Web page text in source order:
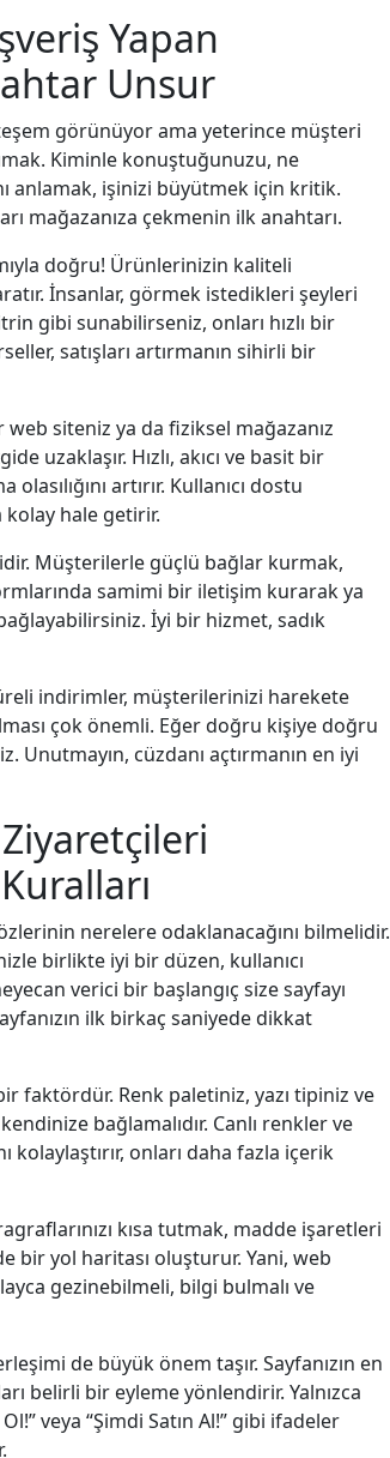
Yapan
Unsur
görünüyor ama yeterince müşteri
Kiminle konuştuğunuzu, ne
anlamak, işinizi büyütmek için kritik.
mağazanıza çekmenin ilk anahtarı.
doğru! Ürünlerinizin kaliteli
İnsanlar, görmek istedikleri şeyleri
gibi sunabilirseniz, onları hızlı bir
satışları artırmanın sihirli bir
web siteniz ya da fiziksel mağazanız
uzaklaşır. Hızlı, akıcı ve basit bir
artırır. Kullanıcı dostu
kolay hale getirir.
Müşterilerle güçlü bağlar kurmak,
samimi bir iletişim kurarak ya
İyi bir hizmet, sadık
indirimler, müşterilerinizi harekete
çok önemli. Eğer doğru kişiye doğru
Unutmayın, cüzdanı açtırmanın en iyi
Ziyaretçileri
nerelere odaklanacağını bilmelidir.
birlikte iyi bir düzen, kullanıcı
verici bir başlangıç size sayfayı
ilk birkaç saniyede dikkat
faktördür. Renk paletiniz, yazı tipiniz ve
bağlamalıdır. Canlı renkler ve
kolaylaştırır, onları daha fazla içerik
kısa tutmak, madde işaretleri
bir yol haritası oluşturur. Yani, web
gezinebilmeli, bilgi bulmalı ve
de büyük önem taşır. Sayfanızın en
belirli bir eyleme yönlendirir. Yalnızca
veya “Şimdi Satın Al!” gibi ifadeler